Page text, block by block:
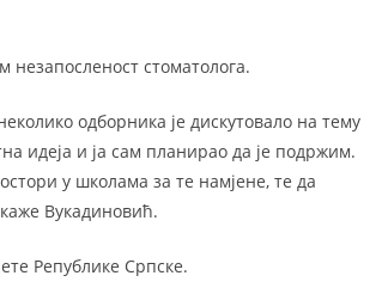
стоматолога.
одборника је дискутовало на тему
идеја и ја сам планирао да је подржим.
у школама за те намјене, те да
Вукадиновић.
Републике Српске.